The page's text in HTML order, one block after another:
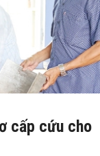
cấp cứu cho